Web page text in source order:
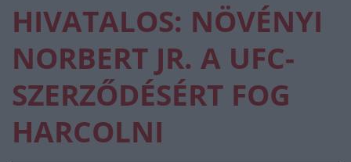
HIVATALOS: NÖVÉNYI
NORBERT JR. A UFC-
SZERZŐDÉSÉRT FOG
HARCOLNI